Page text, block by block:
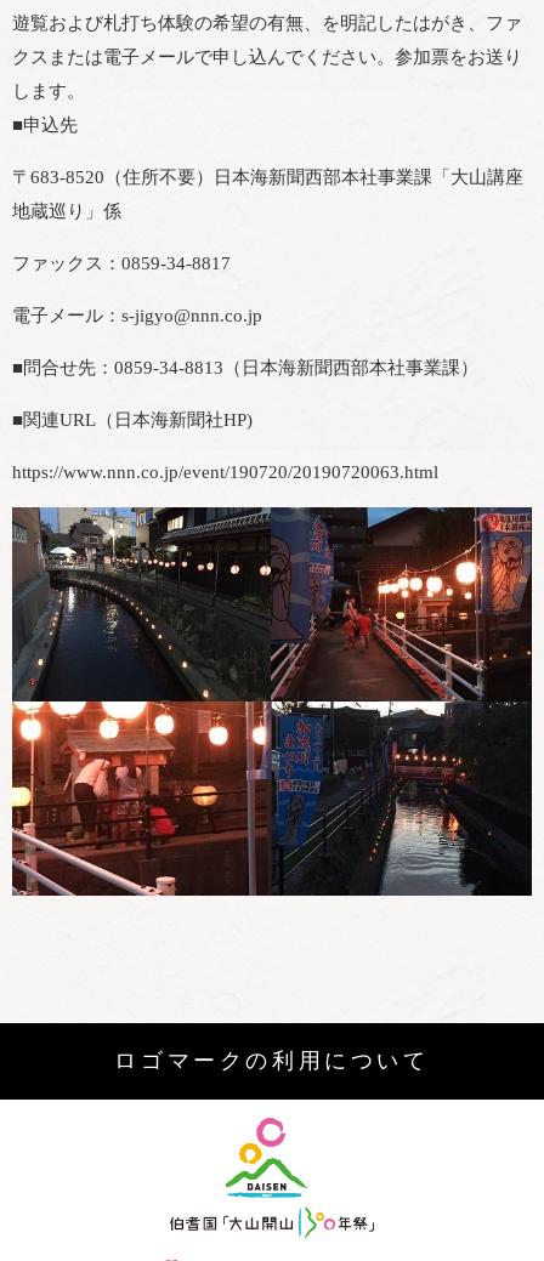
遊覧および札打ち体験の希望の有無、を明記したはがき、ファ
クスまたは電子メールで申し込んでください。参加票をお送り
します。
■申込先
〒683-8520（住所不要）日本海新聞西部本社事業課「大山講座
地蔵巡り」係
ファックス：0859-34-8817
電子メール：s-jigyo@nnn.co.jp
■問合せ先：0859-34-8813（日本海新聞西部本社事業課）
■関連URL（日本海新聞社HP)
https://www.nnn.co.jp/event/190720/20190720063.html
ロゴマークの利用について